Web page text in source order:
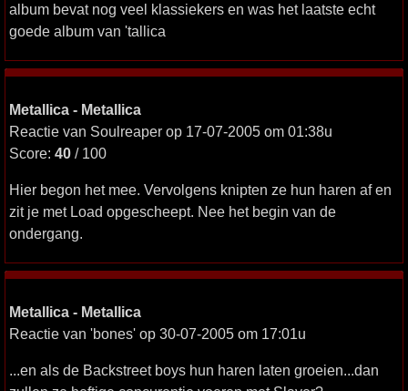
album bevat nog veel klassiekers en was het laatste echt
goede album van 'tallica
Metallica - Metallica
Reactie van Soulreaper op 17-07-2005 om 01:38u
Score: 40 / 100
Hier begon het mee. Vervolgens knipten ze hun haren af en
zit je met Load opgescheept. Nee het begin van de
ondergang.
Metallica - Metallica
Reactie van 'bones' op 30-07-2005 om 17:01u
...en als de Backstreet boys hun haren laten groeien...dan